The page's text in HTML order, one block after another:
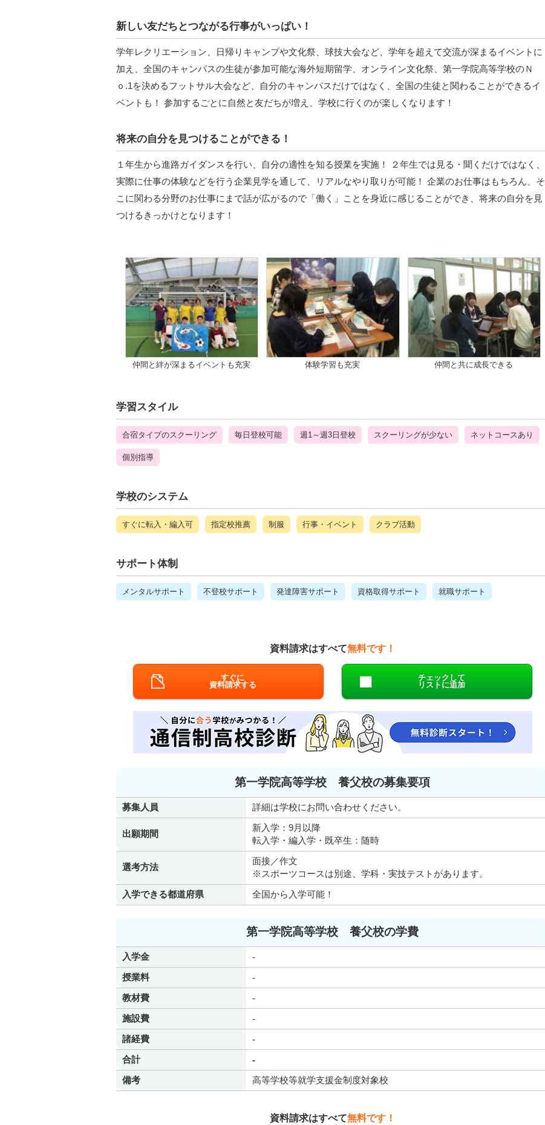
新しい友だちとつながる行事がいっぱい！
学年レクリエーション、日帰りキャンプや文化祭、球技大会など、学年を超えて交流が深まるイベントに
加え、全国のキャンパスの生徒が参加可能な海外短期留学、オンライン文化祭、第一学院高等学校のＮ
ｏ.1を決めるフットサル大会など、自分のキャンパスだけではなく、全国の生徒と関わることができるイ
ベントも！ 参加するごとに自然と友だちが増え、学校に行くのが楽しくなります！
将来の自分を見つけることができる！
１年生から進路ガイダンスを行い、自分の適性を知る授業を実施！ ２年生では見る・聞くだけではなく、
実際に仕事の体験などを行う企業見学を通して、リアルなやり取りが可能！ 企業のお仕事はもちろん、そ
こに関わる分野のお仕事にまで話が広がるので「働く」ことを身近に感じることができ、将来の自分を見
つけるきっかけとなります！
仲間と絆が深まるイベントも充実 体験学習も充実 仲間と共に成長できる
学習スタイル
合宿タイプのスクーリング 毎日登校可能 週1～週3日登校 スクーリングが少ない ネットコースあり
個別指導
学校のシステム
すぐに転入・編入可 指定校推薦 制服 行事・イベント クラブ活動
サポート体制
メンタルサポート 不登校サポート 発達障害サポート 資格取得サポート 就職サポート
資料請求はすべて無料です！
すぐに
資料請求する
チェックして
リストに追加
第一学院高等学校 養父校の募集要項
募集人員 詳細は学校にお問い合わせください。
出願期間
新入学：9月以降
転入学・編入学・既卒生：随時
選考方法
面接／作文
※スポーツコースは別途、学科・実技テストがあります。
入学できる都道府県
全国から入学可能！
第一学院高等学校 養父校の学費
入学金
-
授業料
-
教材費
-
施設費
-
諸経費
-
合計
-
備考
高等学校等就学支援金制度対象校
資料請求はすべて無料です！